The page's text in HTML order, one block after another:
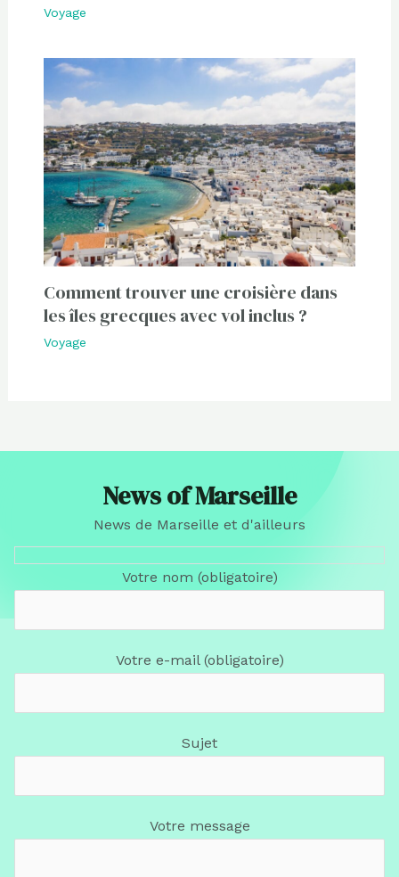
Voyage
Comment trouver une croisière dans
les îles grecques avec vol inclus ?
Voyage
News of Marseille
News de Marseille et d'ailleurs
Votre nom (obligatoire)
Votre e-mail (obligatoire)
Sujet
Votre message